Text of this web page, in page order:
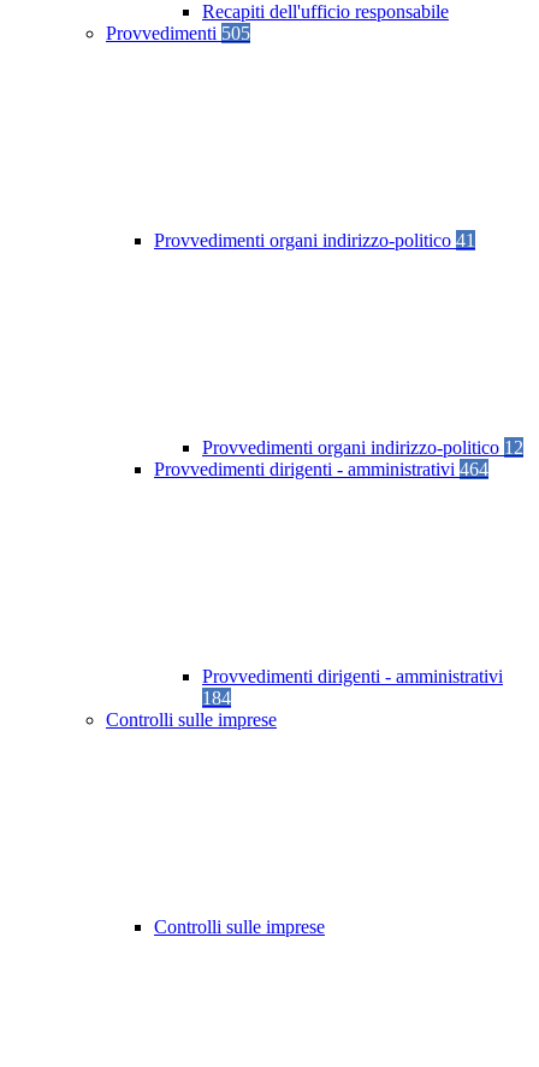
Recapiti dell'ufficio responsabile
Provvedimenti 505
Provvedimenti organi indirizzo-politico 41
Provvedimenti organi indirizzo-politico 12
Provvedimenti dirigenti - amministrativi 464
Provvedimenti dirigenti - amministrativi
184
Controlli sulle imprese
Controlli sulle imprese